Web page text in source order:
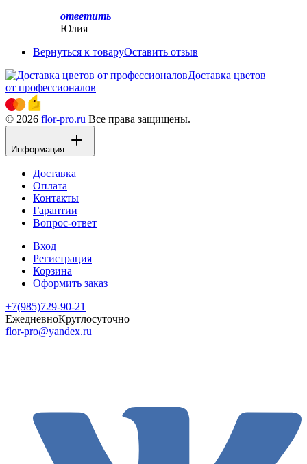
ответить
Юлия
Вернуться к товаруОставить отзыв
Доставка цветов
от профессионалов
© 2026 flor-pro.ru Все права защищены.
Информация
Доставка
Оплата
Контакты
Гарантии
Вопрос-ответ
Вход
Регистрация
Корзина
Оформить заказ
+7(985)729-90-21
ЕжедневноКруглосуточно
flor-pro@yandex.ru